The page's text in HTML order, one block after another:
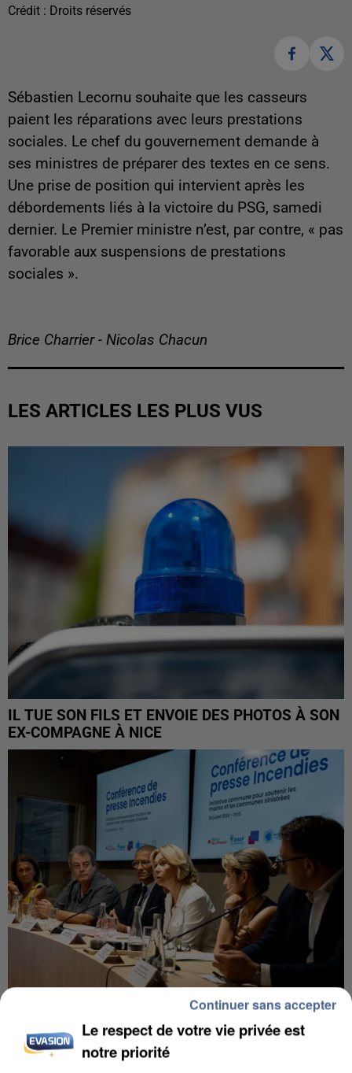
Crédit : Droits réservés
Sébastien Lecornu souhaite que les casseurs
paient les réparations avec leurs prestations
sociales. Le chef du gouvernement demande à
ses ministres de préparer des textes en ce sens.
Une prise de position qui intervient après les
débordements liés à la victoire du PSG, samedi
dernier. Le Premier ministre n’est, par contre, « pas
favorable aux suspensions de prestations
sociales ».
Brice Charrier - Nicolas Chacun
LES ARTICLES LES PLUS VUS
IL TUE SON FILS ET ENVOIE DES PHOTOS À SON
EX-COMPAGNE À NICE
DE SOLIDARITÉ AVEC LES...
Le respect de votre vie privée est
notre priorité
Continuer sans accepter